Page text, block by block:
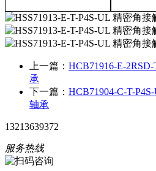
上一篇： HCB71916-E-
承
下一篇： HCB71904-C-T-
轴承
13213639372
服务热线